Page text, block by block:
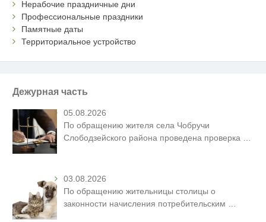
Нерабочие праздничные дни
Профессиональные праздники
Памятные даты
Территориальное устройство
Дежурная часть
05.08.2026
По обращению жителя села Чобручи
Слободзейского района проведена проверка
03.08.2026
По обращению жительницы столицы о
законности начисления потребительским …